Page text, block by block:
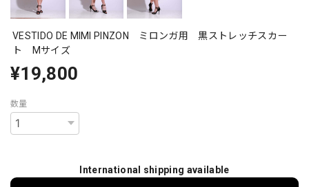
VESTIDO DE MIMI PINZON ミロンガ用 黒ストレッチスカー
ト Mサイズ
¥19,800
数量
International shipping available